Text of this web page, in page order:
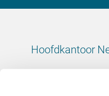
Hoofdkantoor